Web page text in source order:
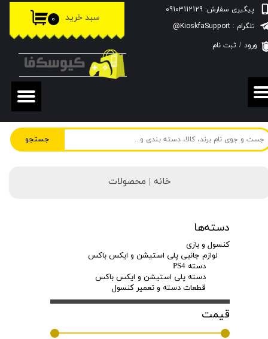
جستجو
پیگیری سفارش: 09103112129
۰ سبد خرید
ورود / ثبت نام
حساب کاربری من
تغییر گذر واژه
سفارشات
خروج از حساب کاربری
تلگرام : KioskfaSupport@
خانه | محصولات
دسته‌ها
کنسول و بازی
لوازم جانبی پلی استیشن و ایکس باکس
دسته PS4
دسته پلی استیشن و ایکس باکس
قطعات دسته و تعمیر کنسول
قیمت